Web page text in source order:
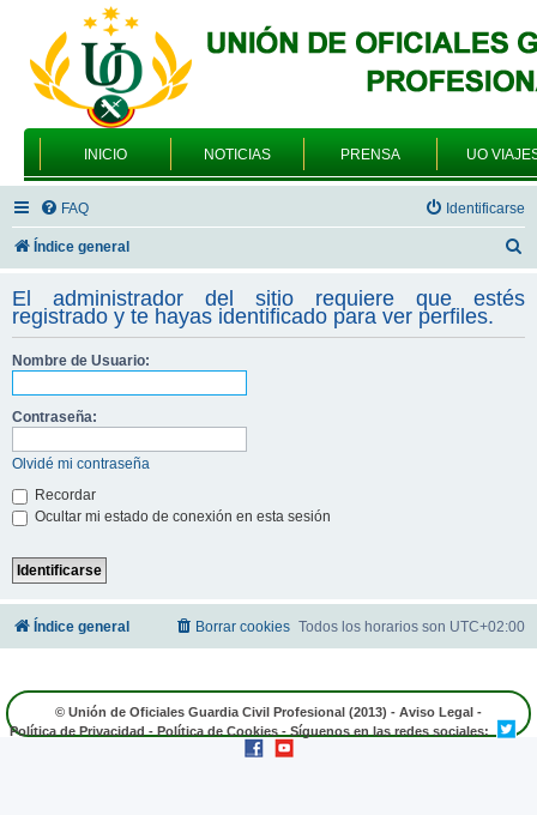
INICIO NOTICIAS PRENSA UO
FAQ Identificarse
Índice general
s
c
El administrador del sitio requiere que estés
registrado y te hayas identificado para ver perfiles.
Nombre de Usuario:
Contraseña:
Olvidé mi contraseña
Recordar
Ocultar mi estado de conexión en esta sesión
Índice general Todos los horarios son UTC+02:00
Borrar cookies
© Unión de Oficiales Guardia Civil Profesional (2013) - Aviso Legal -
Política de Privacidad - Política de Cookies - Síguenos en las redes sociales: